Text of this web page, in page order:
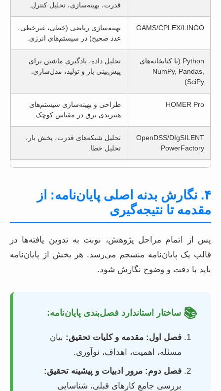
قدرت، بهینه‌سازی، تحلیل کنترل.
GAMS/CPLEX/LINGO
بهینه‌سازی ریاضی (خطی، غیرخطی،
عدد صحیح) در سیستم‌های انرژی.
Python (با کتابخانه‌های
NumPy, Pandas,
SciPy)
تحلیل داده، یادگیری ماشین برای
پیش‌بینی بار و تولید، مدل‌سازی.
HOMER Pro
طراحی و بهینه‌سازی سیستم‌های
هیبریدی برق در مقیاس کوچک.
OpenDSS/DIgSILENT
PowerFactory
تحلیل شبکه‌های قدرت، پخش بار،
تحلیل خطا.
۴. نگارش بدنه اصلی پایان‌نامه: از
مقدمه تا نتیجه‌گیری
پس از اتمام مراحل پژوهش، نوبت به تدوین یافته‌ها در
قالب یک پایان‌نامه منسجم می‌رسد. هر بخش از پایان‌نامه
باید با دقت و وضوح نگارش شود.
📚 ساختار استاندارد فصل‌بندی پایان‌نامه:
فصل اول: مقدمه و کلیات تحقیق: بیان
مسئله، اهمیت، اهداف، نوآوری.
فصل دوم: مرور ادبیات و پیشینه تحقیق:
بررسی جامع کارهای قبلی، شناسایی